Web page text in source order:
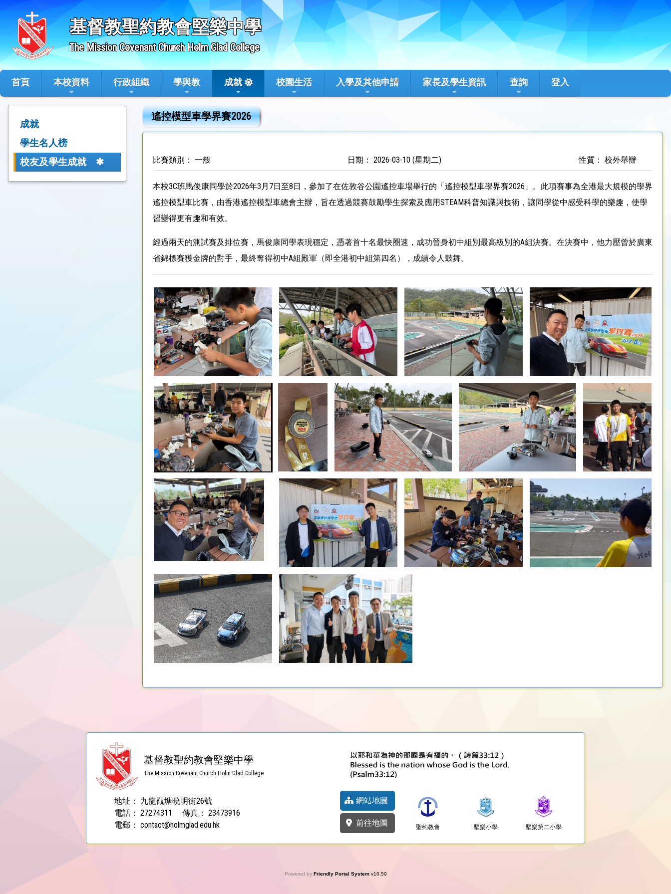
基督教聖約教會堅樂中學
The Mission Covenant Church Holm Glad College
首頁 本校資料 行政組織 學與教 成就 校園生活 入學及其他申請 家長及學生資訊 查詢 登入
成就
學生名人榜
校友及學生成就
遙控模型車學界賽2026
比賽類別： 一般 日期： 2026-03-10 (星期二) 性質： 校外舉辦
本校3C班馬俊康同學於2026年3月7日至8日，參加了在佐敦谷公園遙控車場舉行的「遙控模型車學界賽2026」。此項賽事為全港最大規模的學界
遙控模型車比賽，由香港遙控模型車總會主辦，旨在透過競賽鼓勵學生探索及應用STEAM科普知識與技術，讓同學從中感受科學的樂趣，使學
習變得更有趣和有效。
經過兩天的測試賽及排位賽，馬俊康同學表現穩定，憑著首十名最快圈速，成功晉身初中組別最高級別的A組決賽。在決賽中，他力壓曾於廣東
省錦標賽獲金牌的對手，最終奪得初中A組殿軍（即全港初中組第四名），成績令人鼓舞。
基督教聖約教會堅樂中學
The Mission Covenant Church Holm Glad College
地址：
九龍觀塘曉明街26號
電話： 27274311 傳真： 23473916
電郵： contact@holmglad.edu.hk
網站地圖
前往地圖 聖約教會 堅樂小學 堅樂第二小學
Powered by Friendly Portal System v10.59